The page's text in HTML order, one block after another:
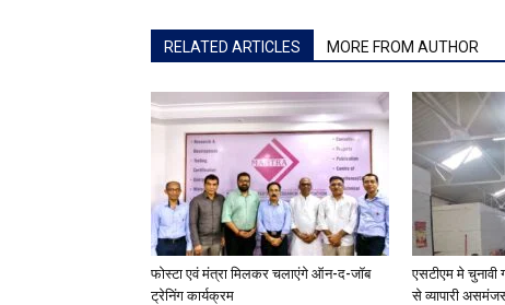
RELATED ARTICLES MORE FROM AUTHOR
फोस्टा एवं मंत्रा मिलकर चलाएंगे ऑन-द-जॉब
ट्रेनिंग कार्यक्रम
एसटीएम मे चुनावी
से व्यापारी